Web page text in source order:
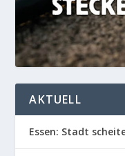
AKTUELL
Essen: Stadt